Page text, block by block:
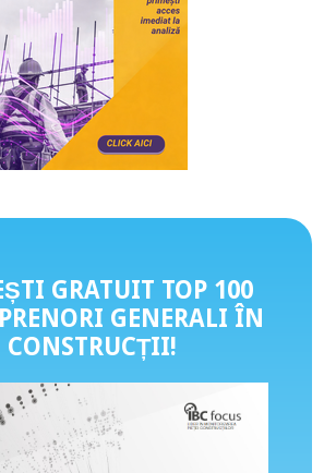
GRATUIT TOP 100
GENERALI ÎN
CONSTRUCȚII!